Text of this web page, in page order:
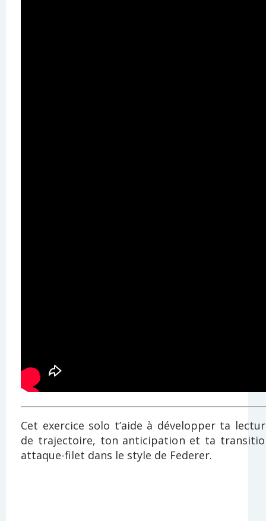
Cet exercice solo t’aide à développer ta
de trajectoire, ton anticipation et ta
attaque-filet dans le style de Federer.